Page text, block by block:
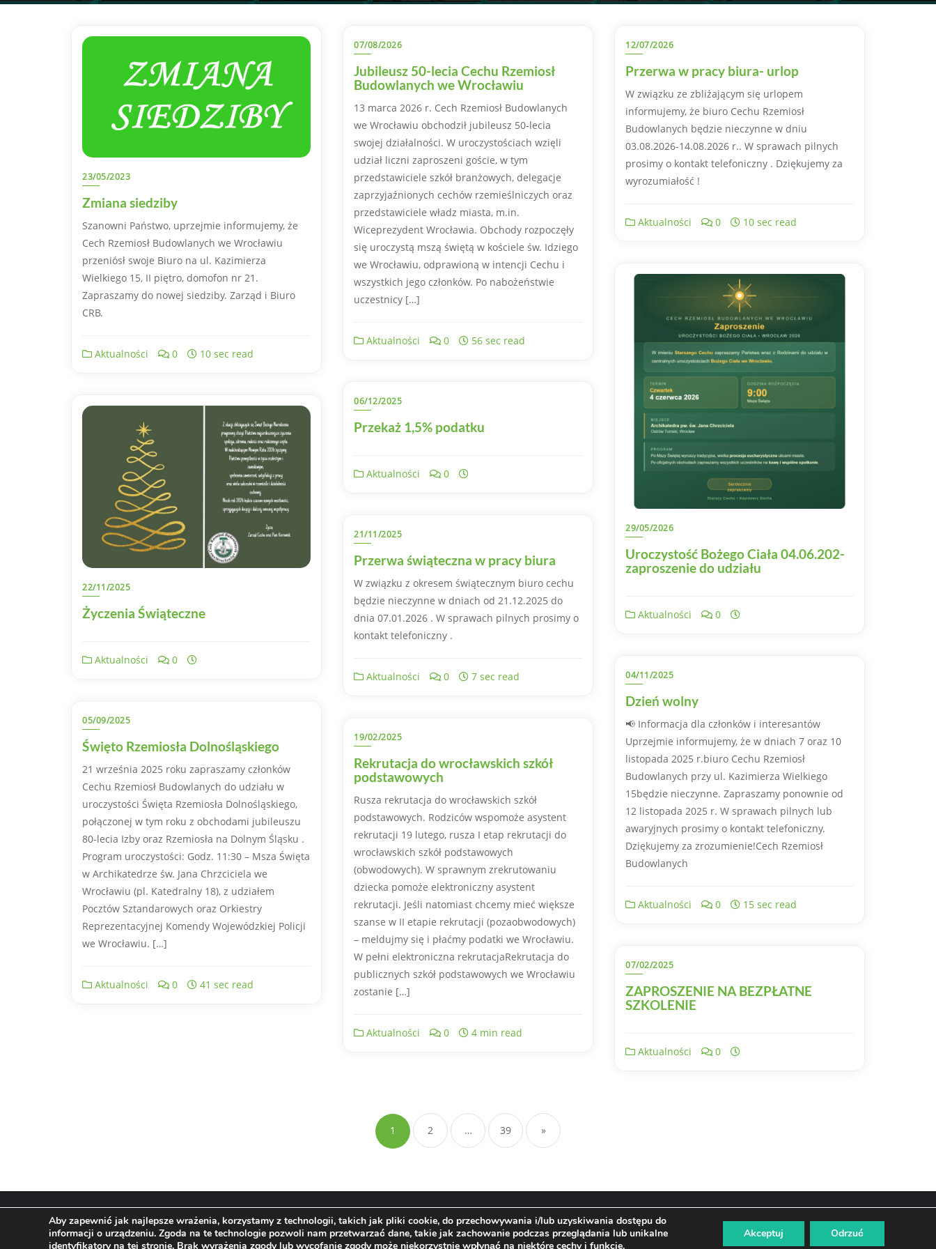
23/05/2023
Zmiana siedziby
Szanowni Państwo, uprzejmie informujemy, że
Cech Rzemiosł Budowlanych we Wrocławiu
przeniósł swoje Biuro na ul. Kazimierza
Wielkiego 15, II piętro, domofon nr 21.
Zapraszamy do nowej siedziby. Zarząd i Biuro
CRB.
Aktualności 0 10 sec read
07/08/2026
Jubileusz 50-lecia Cechu Rzemiosł
Budowlanych we Wrocławiu
13 marca 2026 r. Cech Rzemiosł Budowlanych
we Wrocławiu obchodził jubileusz 50-lecia
swojej działalności. W uroczystościach wzięli
udział liczni zaproszeni goście, w tym
przedstawiciele szkół branżowych, delegacje
zaprzyjaźnionych cechów rzemieślniczych oraz
przedstawiciele władz miasta, m.in.
Wiceprezydent Wrocławia. Obchody rozpoczęły
się uroczystą mszą świętą w kościele św. Idziego
we Wrocławiu, odprawioną w intencji Cechu i
wszystkich jego członków. Po nabożeństwie
uczestnicy […]
Aktualności 0 56 sec read
12/07/2026
Przerwa w pracy biura- urlop
W związku ze zbliżającym się urlopem
informujemy, że biuro Cechu Rzemiosł
Budowlanych będzie nieczynne w dniu
03.08.2026-14.08.2026 r.. W sprawach pilnych
prosimy o kontakt telefoniczny . Dziękujemy za
wyrozumiałość !
Aktualności 0 10 sec read
29/05/2026
Uroczystość Bożego Ciała 04.06.202-
zaproszenie do udziału
Aktualności 0
06/12/2025
Przekaż 1,5% podatku
Aktualności 0
22/11/2025
Życzenia Świąteczne
Aktualności 0
21/11/2025
Przerwa świąteczna w pracy biura
W związku z okresem świątecznym biuro cechu
będzie nieczynne w dniach od 21.12.2025 do
dnia 07.01.2026 . W sprawach pilnych prosimy o
kontakt telefoniczny .
Aktualności 0 7 sec read 04/11/2025
Dzień wolny
📢 Informacja dla członków i interesantów
Uprzejmie informujemy, że w dniach 7 oraz 10
listopada 2025 r.biuro Cechu Rzemiosł
Budowlanych przy ul. Kazimierza Wielkiego
15będzie nieczynne. Zapraszamy ponownie od
12 listopada 2025 r. W sprawach pilnych lub
awaryjnych prosimy o kontakt telefoniczny.
Dziękujemy za zrozumienie!Cech Rzemiosł
Budowlanych
Aktualności 0 15 sec read
05/09/2025
Święto Rzemiosła Dolnośląskiego
21 września 2025 roku zapraszamy członków
Cechu Rzemiosł Budowlanych do udziału w
uroczystości Święta Rzemiosła Dolnośląskiego,
połączonej w tym roku z obchodami jubileuszu
80-lecia Izby oraz Rzemiosła na Dolnym Śląsku .
Program uroczystości: Godz. 11:30 – Msza Święta
w Archikatedrze św. Jana Chrzciciela we
Wrocławiu (pl. Katedralny 18), z udziałem
Pocztów Sztandarowych oraz Orkiestry
Reprezentacyjnej Komendy Wojewódzkiej Policji
we Wrocławiu. […]
Aktualności 0 41 sec read
19/02/2025
Rekrutacja do wrocławskich szkół
podstawowych
Rusza rekrutacja do wrocławskich szkół
podstawowych. Rodziców wspomoże asystent
rekrutacji 19 lutego, rusza I etap rekrutacji do
wrocławskich szkół podstawowych
(obwodowych). W sprawnym zrekrutowaniu
dziecka pomoże elektroniczny asystent
rekrutacji. Jeśli natomiast chcemy mieć większe
szanse w II etapie rekrutacji (pozaobwodowych)
– meldujmy się i płaćmy podatki we Wrocławiu.
W pełni elektroniczna rekrutacjaRekrutacja do
publicznych szkół podstawowych we Wrocławiu
zostanie […]
Aktualności 0 4 min read
07/02/2025
ZAPROSZENIE NA BEZPŁATNE
SZKOLENIE
Aktualności 0
Stronicowanie
wpisów
1 2 … 39 »
Aby zapewnić jak najlepsze wrażenia, korzystamy z technologii, takich jak pliki cookie, do przechowywania i/lub uzyskiwania dostępu do
informacji o urządzeniu. Zgoda na te technologie pozwoli nam przetwarzać dane, takie jak zachowanie podczas przeglądania lub unikalne
identyfikatory na tej stronie. Brak wyrażenia zgody lub wycofanie zgody może niekorzystnie wpłynąć na niektóre cechy i funkcje.
Akceptuj Odrzuć